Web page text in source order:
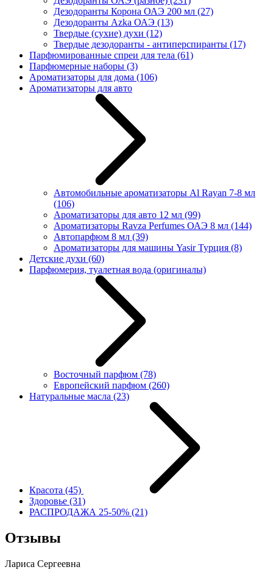
Дезодоранты Корона ОАЭ 200 мл (27)
Дезодоранты Azka ОАЭ (13)
Твердые (сухие) духи (12)
Твердые дезодоранты - антиперспиранты (17)
Парфюмированные спреи для тела (61)
Парфюмерные наборы (3)
Ароматизаторы для дома (106)
Ароматизаторы для авто
Автомобильные ароматизаторы Al Rayan 7-8 мл
(106)
Ароматизаторы для авто 12 мл (99)
Ароматизаторы Ravza Perfumes ОАЭ 8 мл (144)
Автопарфюм 8 мл (39)
Ароматизаторы для машины Yasir Турция (8)
Детские духи (60)
Парфюмерия, туалетная вода (оригиналы)
Восточный парфюм (78)
Европейский парфюм (260)
Натуральные масла (23)
Красота (45)
Здоровье (31)
РАСПРОДАЖА 25-50% (21)
Отзывы
Лариса Сергеевна